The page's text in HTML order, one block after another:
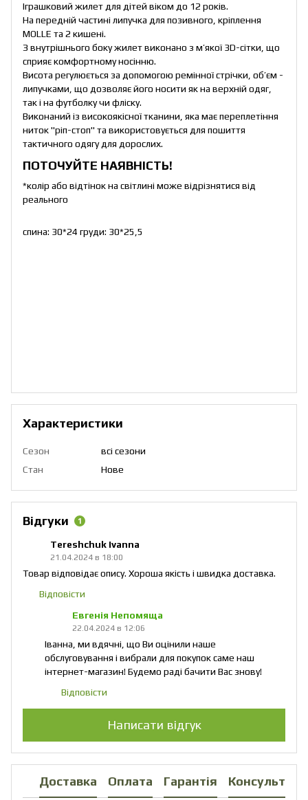
Іграшковий жилет для дітей віком до 12 років.
На передній частині липучка для позивного, кріплення
MOLLE та 2 кишені.
З внутрішнього боку жилет виконано з м’якої 3D-сітки, що
сприяє комфортному носінню.
Висота регулюється за допомогою ремінної стрічки, об’єм -
липучками, що дозволяє його носити як на верхній одяг,
так і на футболку чи фліску.
Виконаний із високоякісної тканини, яка має переплетіння
ниток "ріп-стоп" та використовується для пошиття
тактичного одягу для дорослих.
ПОТОЧУЙТЕ НАЯВНІСТЬ!
*колір або відтінок на світлині може відрізнятися від
реального
спина: 30*24 груди: 30*25,5
Характеристики
Сезон
всі сезони
Стан
Нове
Відгуки 1
Tereshchuk Ivanna
21.04.2024 в 18:00
Товар відповідає опису. Хороша якість і швидка доставка.
Відповісти
Евгенія Непомяща
22.04.2024 в 12:06
Іванна, ми вдячні, що Ви оцінили наше
обслуговування і вибрали для покупок саме наш
інтернет-магазин! Будемо раді бачити Вас знову!
Відповісти
Написати відгук
Доставка Оплата Гарантія